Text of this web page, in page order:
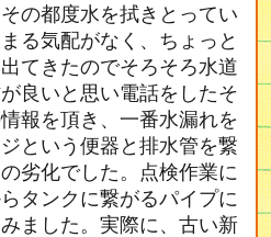
の都度水を拭きとってい
る気配がなく、ちょっと
てきたのでそろそろ水道
良いと思い電話をしたそ
報を頂き、一番水漏れを
という便器と排水管を繋
劣化でした。点検作業に
タンクに繋がるパイプに
ました。実際に、古い新